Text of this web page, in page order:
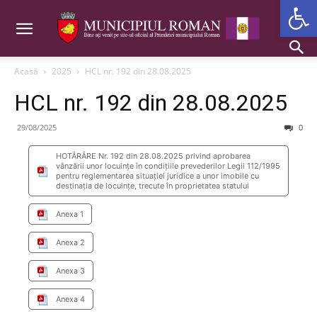
Acasă 2025 HCL nr. 192 din 28.08.2025
HCL nr. 192 din 28.08.2025
29/08/2025 0
HOTĂRÂRE Nr. 192 din 28.08.2025 privind aprobarea
vânzării unor locuințe în condițiile prevederilor Legii 112/1995
pentru reglementarea situației juridice a unor imobile cu
destinația de locuințe, trecute în proprietatea statului
Anexa 1
Anexa 2
Anexa 3
Anexa 4